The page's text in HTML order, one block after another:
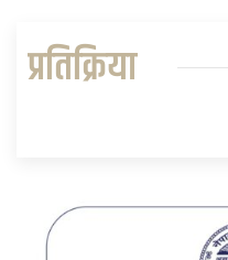
प्रतिक्रिया